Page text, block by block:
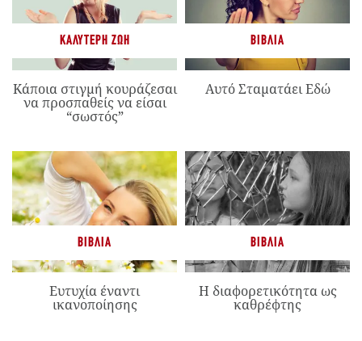
ΚΑΛΎΤΕΡΗ ΖΩΉ
Κάποια στιγμή κουράζεσαι
να προσπαθείς να είσαι
“σωστός”
ΒΙΒΛΊΑ
Αυτό Σταματάει Εδώ
ΒΙΒΛΊΑ
Ευτυχία έναντι
ικανοποίησης
ΒΙΒΛΊΑ
Η διαφορετικότητα ως
καθρέφτης